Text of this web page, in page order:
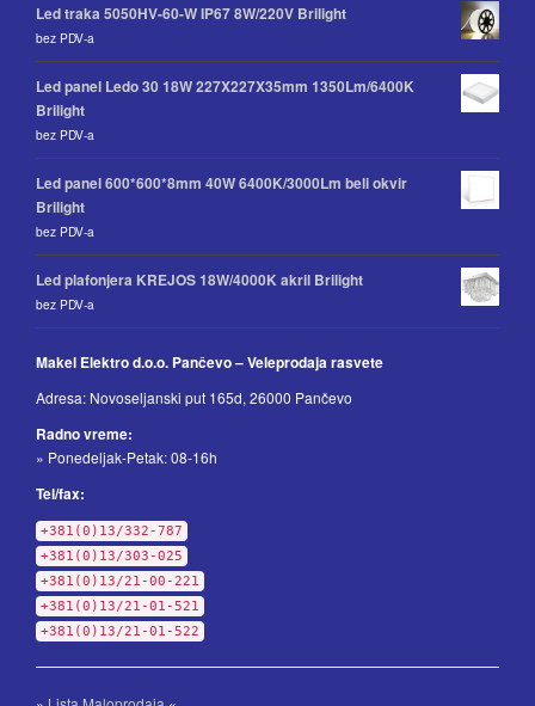
Led traka 5050HV-60-W IP67 8W/220V Brilight
bez PDV-a
Led panel Ledo 30 18W 227X227X35mm 1350Lm/6400K
Brilight
bez PDV-a
Led panel 600*600*8mm 40W 6400K/3000Lm beli okvir
Brilight
bez PDV-a
Led plafonjera KREJOS 18W/4000K akril Brilight
bez PDV-a
Makel Elektro d.o.o. Pančevo – Veleprodaja rasvete
Adresa: Novoseljanski put 165d, 26000 Pančevo
Radno vreme:
» Ponedeljak-Petak: 08-16h
Tel/fax:
+381(0)13/332-787
+381(0)13/303-025
+381(0)13/21-00-221
+381(0)13/21-01-521
+381(0)13/21-01-522